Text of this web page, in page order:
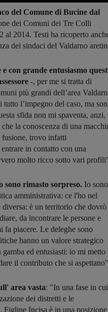
del Comune di Bucine dal
dei Comuni dei Tre Colli
al 2014. Testi ha ricoperto
dei sindaci del Valdarno
con grande entusiasmo
-, per me si tratta di
più grandi dell’area
l’impegno del caso, ma
sfida non mi spaventa, anzi,
la conoscenza di una
fusione, trovo infatti
in contatto con una
molto ricco sotto vari
sono rimasto sorpreso. Io sono
amministrativa: ce l'ho nel
diversa: è un territorio che dovrò
da incontrare le persone e
fa piacere. Le deleghe sono
hanno un valore strategico
ed entusiasti: io mi metto
il contributo che si
area vasta: "In una fase in cui
dei distretti e le
Incisa è in una posizione